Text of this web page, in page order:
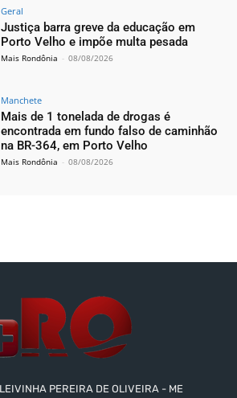
Geral
Justiça barra greve da educação em
Porto Velho e impõe multa pesada
Mais Rondônia - 08/08/2026
Manchete
Mais de 1 tonelada de drogas é
encontrada em fundo falso de caminhão
na BR-364, em Porto Velho
Mais Rondônia - 08/08/2026
PEREIRA DE OLIVEIRA - ME